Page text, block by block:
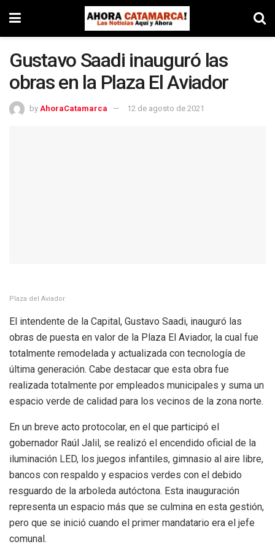
Gustavo Saadi inauguró las
obras en la Plaza El Aviador
by AhoraCatamarca 12 de agosto de 2021
Plaza del Aviador
El intendente de la Capital, Gustavo Saadi, inauguró las
obras de puesta en valor de la Plaza El Aviador, la cual fue
totalmente remodelada y actualizada con tecnología de
última generación. Cabe destacar que esta obra fue
realizada totalmente por empleados municipales y suma un
espacio verde de calidad para los vecinos de la zona norte.
En un breve acto protocolar, en el que participó el
gobernador Raúl Jalil, se realizó el encendido oficial de la
iluminación LED, los juegos infantiles, gimnasio al aire libre,
bancos con respaldo y espacios verdes con el debido
resguardo de la arboleda autóctona. Esta inauguración
representa un espacio más que se culmina en esta gestión,
pero que se inició cuando el primer mandatario era el jefe
comunal.